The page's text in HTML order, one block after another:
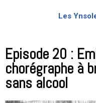
Les
Episode 20 :
chorégraphe à
sans alcool